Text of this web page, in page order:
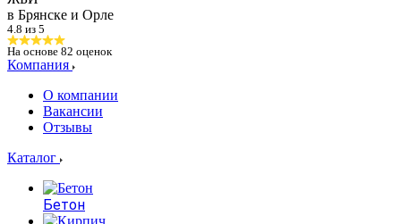
в Брянске и Орле
4.8 из 5
На основе 82 оценок
Компания
О компании
Вакансии
Отзывы
Каталог
Бетон